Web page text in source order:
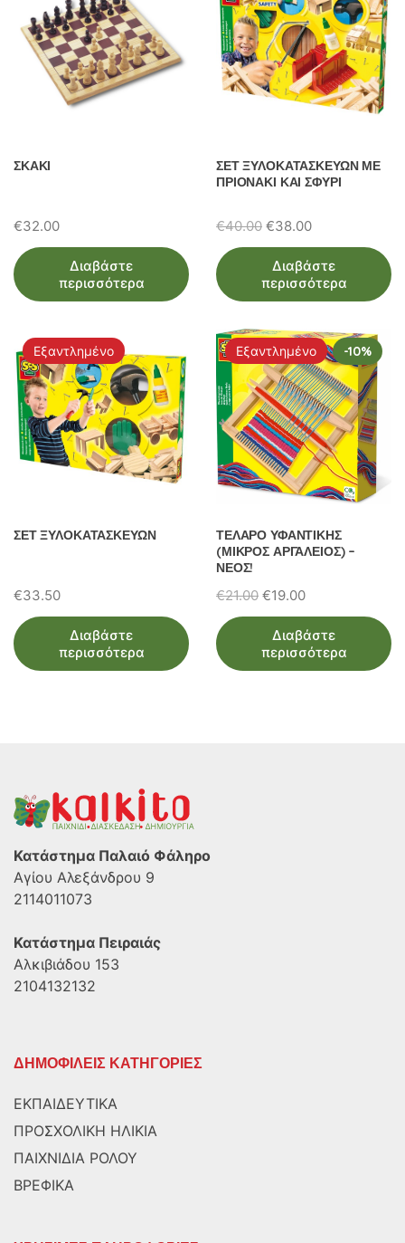
ΣΚΑΚΙ
€32.00
Διαβάστε
περισσότερα
ΣΕΤ ΞΥΛΟΚΑΤΑΣΚΕΥΩΝ ΜΕ
ΠΡΙΟΝΑΚΙ ΚΑΙ ΣΦΥΡΙ
€40.00 Original
price
was:
€40.00.
€38.00Η
τρέχουσα
τιμή
είναι:
Διαβάστε
περισσότερα
Εξαντλημένο
ΣΕΤ ΞΥΛΟΚΑΤΑΣΚΕΥΩΝ
€33.50
Διαβάστε
περισσότερα
Εξαντλημένο -10%
ΤΕΛΑΡΟ ΥΦΑΝΤΙΚΗΣ
(ΜΙΚΡΟΣ ΑΡΓΑΛΕΙΟΣ) –
ΝΕΟΣ!
€21.00 Original
price
was:
€21.00.
€19.00Η
τρέχουσα
τιμή
είναι:
Διαβάστε
περισσότερα
Κατάστημα Παλαιό Φάληρο
Αγίου Αλεξάνδρου 9
2114011073
Κατάστημα Πειραιάς
Αλκιβιάδου 153
2104132132
ΔΗΜΟΦΙΛΕΙΣ ΚΑΤΗΓΟΡΙΕΣ
ΕΚΠΑΙΔΕΥΤΙΚΑ
ΠΡΟΣΧΟΛΙΚΗ ΗΛΙΚΙΑ
ΠΑΙΧΝΙΔΙΑ ΡΟΛΟΥ
ΒΡΕΦΙΚΑ